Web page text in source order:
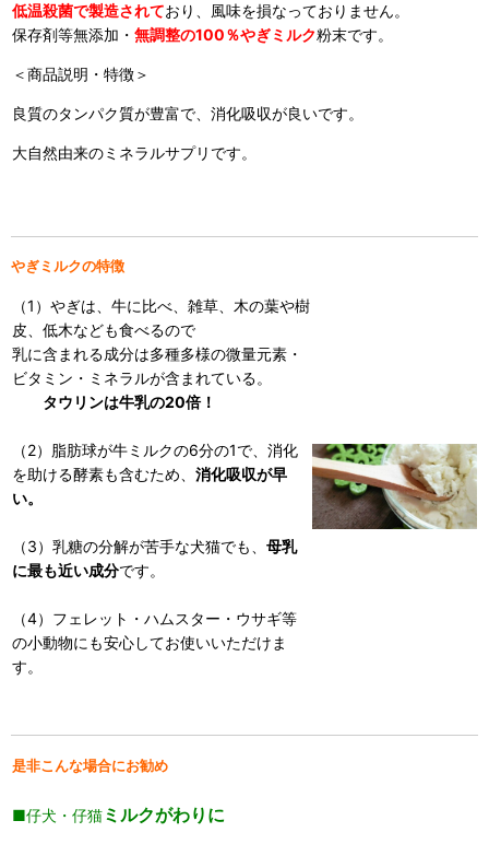
低温殺菌で製造されており、風味を損なっておりません。
保存剤等無添加・ 無調整の100％やぎミルク粉末です。
＜商品説明・特徴＞
良質のタンパク質が豊富で、消化吸収が良いです。
大自然由来のミネラルサプリです。
やぎミルクの特徴
（1）やぎは、牛に比べ、雑草、木の葉や樹
皮、低木なども食べるので
乳に含まれる成分は多種多様の微量元素・
ビタミン・ミネラルが含まれている。
タウリンは牛乳の20倍！
（2）脂肪球が牛ミルクの6分の1で、消化
を助ける酵素も含むため、 消化吸収が早
い。
（3）乳糖の分解が苦手な犬猫でも、 母乳
に最も近い成分です。
（4）フェレット・ハムスター・ウサギ等
の小動物にも安心してお使いいただけま
す。
是非こんな場合にお勧め
■仔犬・仔猫ミルクがわりに